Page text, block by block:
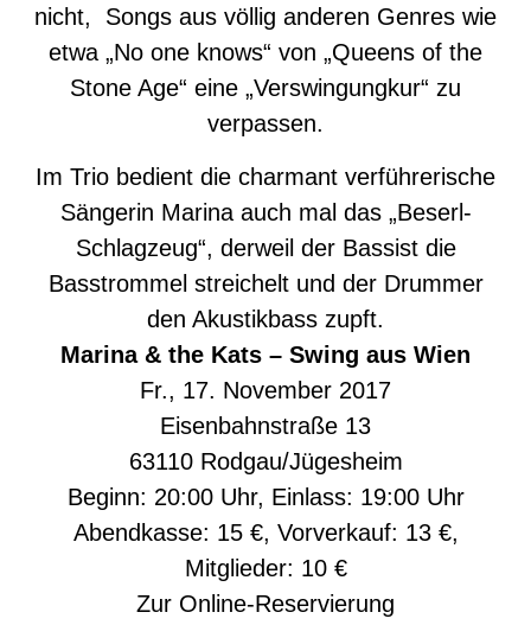
nicht, Songs aus völlig anderen Genres wie
etwa „No one knows“ von „Queens of the
Stone Age“ eine „Verswingungkur“ zu
verpassen.
Im Trio bedient die charmant verführerische
Sängerin Marina auch mal das „Beserl-
Schlagzeug“, derweil der Bassist die
Basstrommel streichelt und der Drummer
den Akustikbass zupft.
Marina & the Kats – Swing aus Wien
Fr., 17. November 2017
Eisenbahnstraße 13
63110 Rodgau/Jügesheim
Beginn: 20:00 Uhr, Einlass: 19:00 Uhr
Abendkasse: 15 €, Vorverkauf: 13 €,
Mitglieder: 10 €
Zur Online-Reservierung